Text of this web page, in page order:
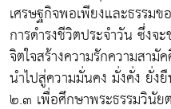
เศรษฐกิจพอเพียงและธรรมข
การดำรงชีวิตประจำวัน ซึ่งจ
จิตใจสร้างความรักความสา
นำไปสู่ความมั่นคง มั่งคั่ง ยั่ง
๒.๓ เพื่อศึกษาพระธรรมวินั